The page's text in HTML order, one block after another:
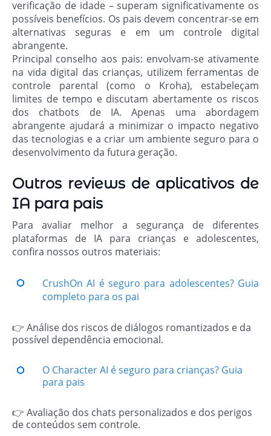
verificação de idade – superam significativamente os
possíveis benefícios. Os pais devem concentrar-se em
alternativas seguras e em um controle digital
abrangente.
Principal conselho aos pais: envolvam-se ativamente
na vida digital das crianças, utilizem ferramentas de
controle parental (como o Kroha), estabeleçam
limites de tempo e discutam abertamente os riscos
dos chatbots de IA. Apenas uma abordagem
abrangente ajudará a minimizar o impacto negativo
das tecnologias e a criar um ambiente seguro para o
desenvolvimento da futura geração.
Outros reviews de aplicativos de
IA para pais
Para avaliar melhor a segurança de diferentes
plataformas de IA para crianças e adolescentes,
confira nossos outros materiais:
CrushOn AI é seguro para adolescentes? Guia
completo para os pai
👉 Análise dos riscos de diálogos romantizados e da
possível dependência emocional.
O Character AI é seguro para crianças? Guia
para pais
👉 Avaliação dos chats personalizados e dos perigos
de conteúdos sem controle.